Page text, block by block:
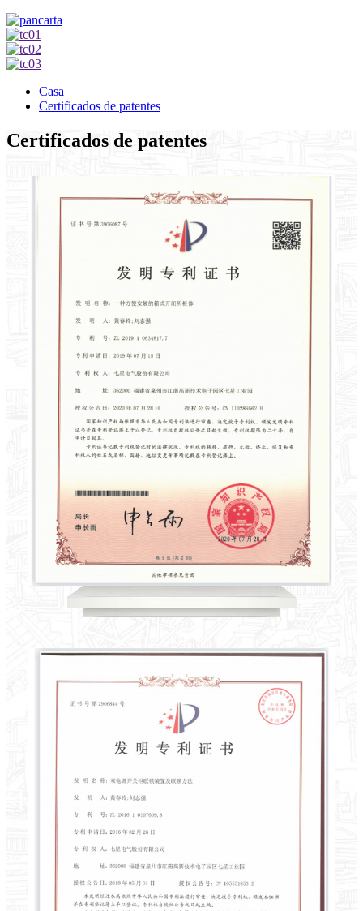
Casa
Certificados de patentes
Certificados de patentes